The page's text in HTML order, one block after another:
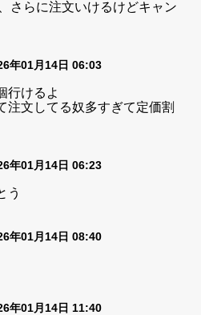
さらに注文いけるけどキャン
年01月14日 06:03
行けるよ
注文してる奴多すぎて定価割
年01月14日 06:23
う
年01月14日 08:40
年01月14日 11:40